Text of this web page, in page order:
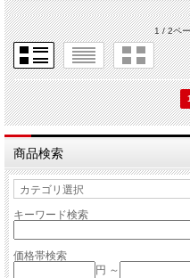
1 / 2ペ
1
商品検索
キーワード検索
価格帯検索
円 ～